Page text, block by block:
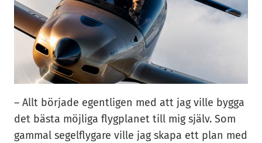
– Allt började egentligen med att jag ville bygga
det bästa möjliga flygplanet till mig själv. Som
gammal segelflygare ville jag skapa ett plan med